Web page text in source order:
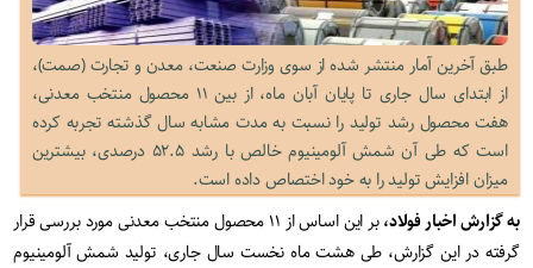
طبق آخرین آمار منتشر شده از سوی وزارت صنعت، معدن و تجارت (صمت)،
از ابتدای سال جاری تا پایان آبان ماه، از بین ۱۱ محصول منتخب معدنی،
هفت محصول رشد تولید را نسبت به مدت مشابه سال گذشته تجربه کرده
است که طی آن شمش آلومینیوم خالص با رشد ۵۲.۵ درصدی، بیشترین
میزان افزایش تولید را به خود اختصاص داده است.
به گزارش اخبار فولاد،
بر این اساس از ۱۱ محصول منتخب معدنی مورد بررسی قرار
گرفته در این گزارش، طی هشت ماه نخست سال جاری، تولید شمش آلومینیوم